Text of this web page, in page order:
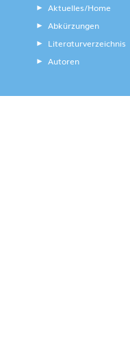
Aktuelles/Home
Abkürzungen
Literaturverzeichnis
Autoren